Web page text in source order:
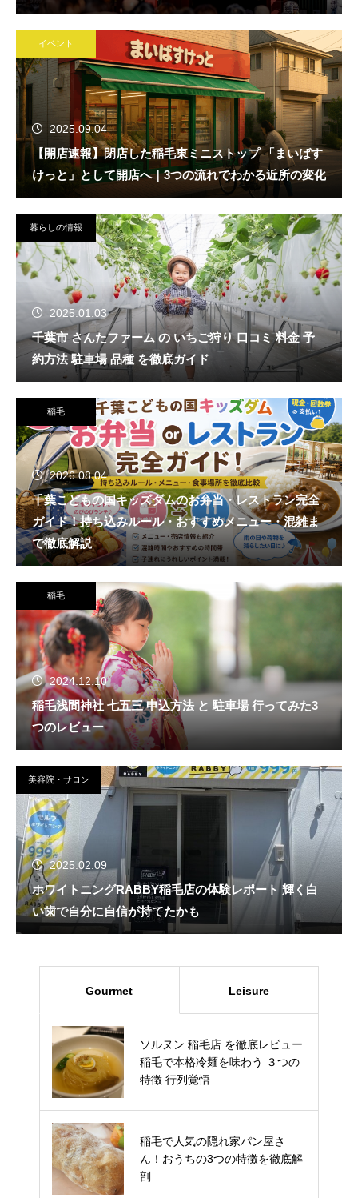
イベント
2025.09.04
【開店速報】閉店した稲毛東ミニストップ 「まいばす
けっと」として開店へ｜3つの流れでわかる近所の変化
暮らしの情報
2025.01.03
千葉市 さんたファーム の いちご狩り 口コミ 料金 予
約方法 駐車場 品種 を徹底ガイド
稲毛
2026.08.04
千葉こどもの国キッズダムのお弁当・レストラン完全
ガイド！持ち込みルール・おすすめメニュー・混雑ま
で徹底解説
稲毛
2024.12.10
稲毛浅間神社 七五三 申込方法 と 駐車場 行ってみた3
つのレビュー
美容院・サロン
2025.02.09
ホワイトニングRABBY稲毛店の体験レポート 輝く白
い歯で自分に自信が持てたかも
Gourmet Leisure
ソルヌン 稲毛店 を徹底レビュー
稲毛で本格冷麺を味わう ３つの
特徴 行列覚悟
稲毛で人気の隠れ家パン屋さ
ん！おうちの3つの特徴を徹底解
剖
ポケカ初心者教室 TSUTAYAに参
加したよ 稲毛の小学生以下の親
は必見！
千葉市政だよりで応募！親子で
楽しむ「ムシムシ探検隊」 6つの
体験レポート